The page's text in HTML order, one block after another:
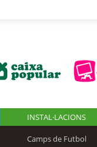
INSTAL·LACIONS
Camps de Futbol